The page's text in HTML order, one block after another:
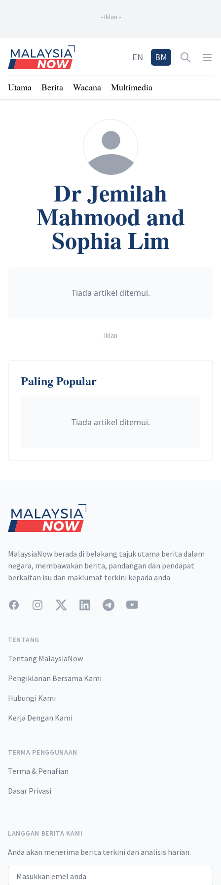
- Iklan -
Home
EN BM Open
Utama Berita Wacana Multimedia
Dr Jemilah
Mahmood and
Sophia Lim
Tiada artikel ditemui.
- Iklan -
Paling Popular
Tiada artikel ditemui.
MalaysiaNow berada di belakang tajuk utama berita dalam
negara, membawakan berita, pandangan dan pendapat
berkaitan isu dan maklumat terkini kepada anda.
FacebookInstagramTwitterLinkedInTelegramYouTube
TENTANG
Tentang MalaysiaNow
Pengiklanan Bersama Kami
Hubungi Kami
Kerja Dengan Kami
TERMA PENGGUNAAN
Terma & Penafian
Dasar Privasi
LANGGAN BERITA KAMI
Anda akan menerima berita terkini dan analisis harian.
Email address